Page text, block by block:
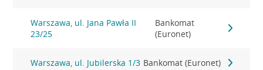
Warszawa, ul. Jana Pawła II
23/25
Bankomat
(Euronet)
Warszawa, ul. Jubilerska 1/3 Bankomat (Euronet)